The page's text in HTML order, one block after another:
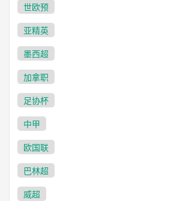
世欧预
亚精英
墨西超
加拿职
足协杯
中甲
欧国联
巴林超
威超